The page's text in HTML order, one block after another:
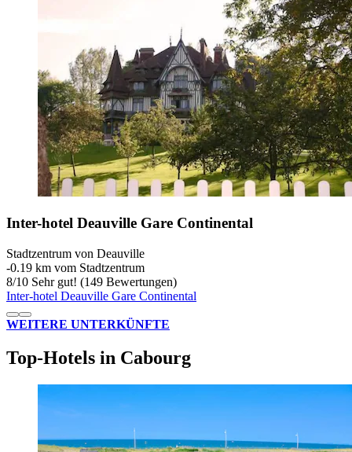
Inter-hotel Deauville Gare Continental
Stadtzentrum von Deauville
‐0.19 km vom Stadtzentrum
8/10 Sehr gut! (149 Bewertungen)
Inter-hotel Deauville Gare Continental
WEITERE UNTERKÜNFTE
Top-Hotels in Cabourg